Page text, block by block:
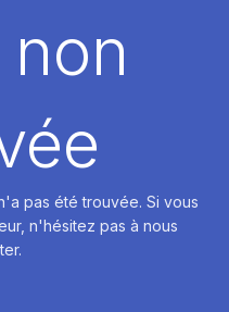
pas été trouvée. Si vous
n'hésitez pas à nous